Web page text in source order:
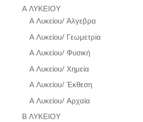
Α ΛΥΚΕΙΟΥ
Α Λυκείου/ Άλγεβρα
Α Λυκείου/ Γεωμετρία
Α Λυκείου/ Φυσική
Α Λυκείου/ Χημεία
Α Λυκείου/ Έκθεση
Α Λυκείου/ Αρχαία
Β ΛΥΚΕΙΟΥ